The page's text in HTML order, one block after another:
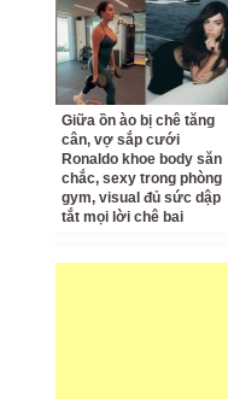
Giữa ồn ào bị chê tăng
cân, vợ sắp cưới
Ronaldo khoe body săn
chắc, sexy trong phòng
gym, visual đủ sức dập
tắt mọi lời chê bai